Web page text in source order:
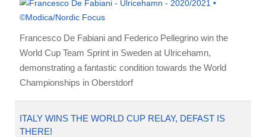
Francesco De Fabiani and Federico Pellegrino win the
World Cup Team Sprint in Sweden at Ulricehamn,
demonstrating a fantastic condition towards the World
Championships in Oberstdorf
ITALY WINS THE WORLD CUP RELAY, DEFAST IS
THERE!